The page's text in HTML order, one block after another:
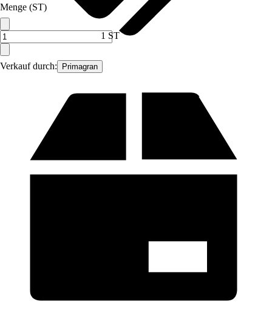
Verkauf durch: Primagran
Menge (ST)
1 ST